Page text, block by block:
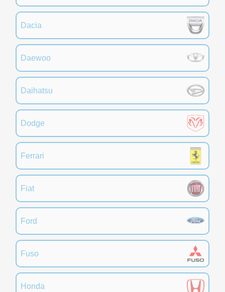
Dacia
Daewoo
Daihatsu
Dodge
Ferrari
Fiat
Ford
Fuso
Honda